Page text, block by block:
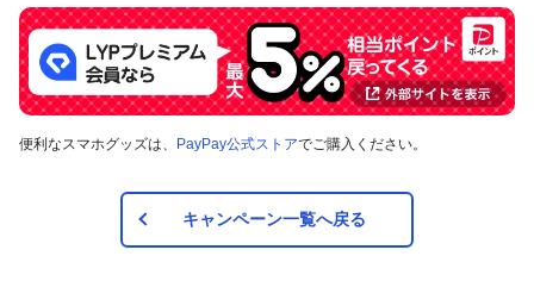
便利なスマホグッズは、 PayPay公式ストアでご購入ください。
キャンペーン一覧へ戻る